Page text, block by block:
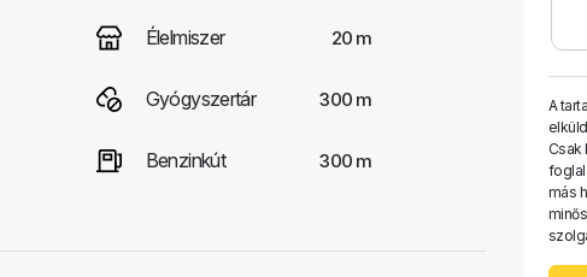
Élelmiszer 20 m
Gyógyszertár 300 m
Benzinkút 300 m
A
Csak
más